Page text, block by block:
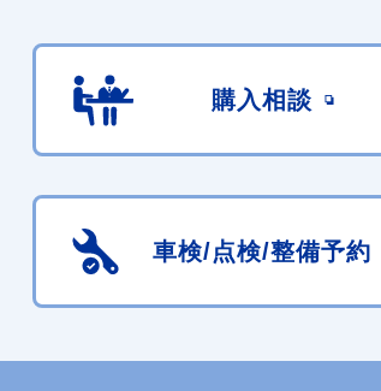
購入相談
車検/点検/整備予約